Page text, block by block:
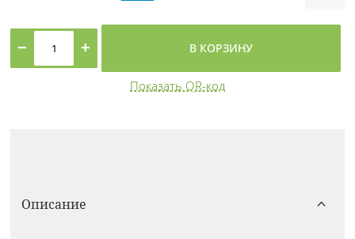
− + В КОРЗИНУ
Показать QR-код
Описание